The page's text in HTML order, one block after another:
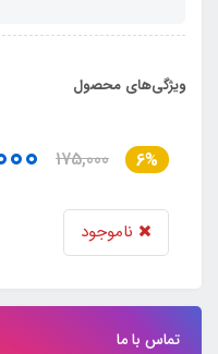
ویژگی‌های محصول
6%
175,000
ناموجود
تماس با ما